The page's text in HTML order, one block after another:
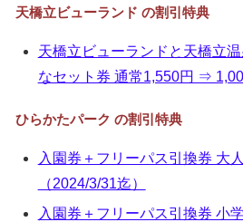
天橋立ビューランド の割引特典
天橋立ビューランドと天橋立
なセット券 通常1,550円 ⇒
ひらかたパーク の割引特典
入園券＋フリーパス引換券 大
（2024/3/31迄）
入園券＋フリーパス引換券 小